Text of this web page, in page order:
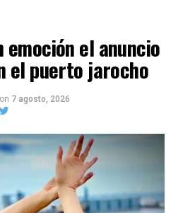
el anuncio
el puerto jarocho
on 7 agosto, 2026